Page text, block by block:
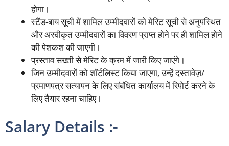
होगा।
स्टैंड-बाय सूची में शामिल उम्मीदवारों को मेरिट सूची से अनुपस्थित
और अस्वीकृत उम्मीदवारों का विवरण प्राप्त होने पर ही शामिल होने
की पेशकश की जाएगी।
प्रस्ताव सख्ती से मेरिट के क्रम में जारी किए जाएंगे।
जिन उम्मीदवारों को शॉर्टलिस्ट किया जाएगा, उन्हें दस्तावेज़/
प्रमाणपत्र सत्यापन के लिए संबंधित कार्यालय में रिपोर्ट करने के
लिए तैयार रहना चाहिए।
Salary Details :-